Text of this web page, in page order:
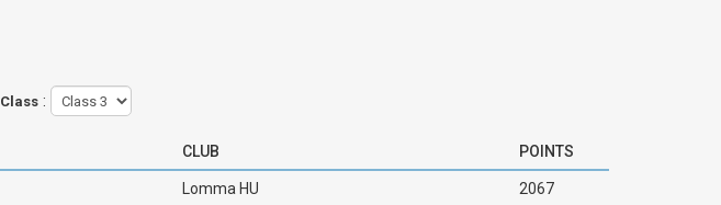
Class :
CLUB POINTS
Lomma HU 2067